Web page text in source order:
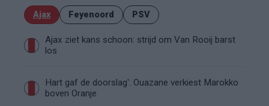
Ajax Feyenoord PSV
Ajax ziet kans schoon: strijd om Van Rooij barst
los
Hart gaf de doorslag': Ouazane verkiest Marokko
boven Oranje